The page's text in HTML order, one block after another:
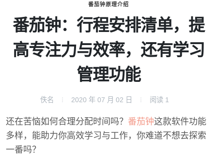
番茄钟原理介绍
番茄钟：行程安排清单，提
高专注力与效率，还有学习
管理功能
佚名 2020 年 07 月 02 日 阅读 1
还在苦恼如何合理分配时间吗？ 番茄钟这款软件功能
多样，能助力你高效学习与工作，你难道不想去探索
一番吗？